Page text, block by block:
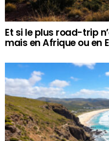
Et si le plus road-trip
mais en Afrique ou en